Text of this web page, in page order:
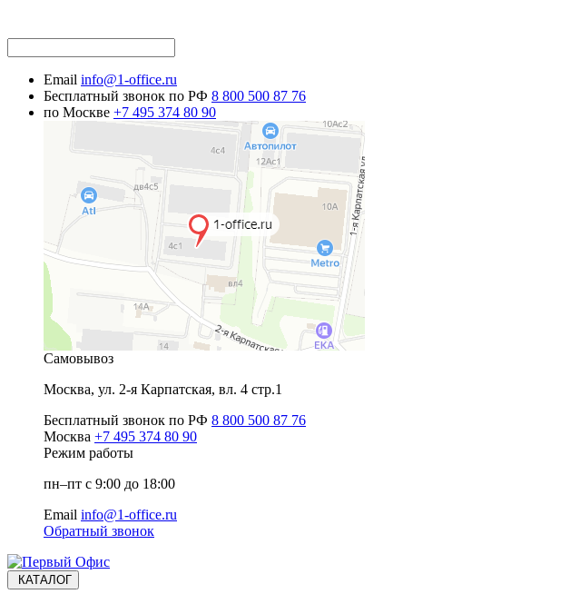
Email info@1-office.ru
Бесплатный звонок по РФ 8 800 500 87 76
по Москве +7 495 374 80 90
Самовывоз
Москва, ул. 2-я Карпатская, вл. 4 стр.1
Бесплатный звонок по РФ 8 800 500 87 76
Москва +7 495 374 80 90
Режим работы
пн–пт с 9:00 до 18:00
Email info@1-office.ru
Обратный звонок
КАТАЛОГ